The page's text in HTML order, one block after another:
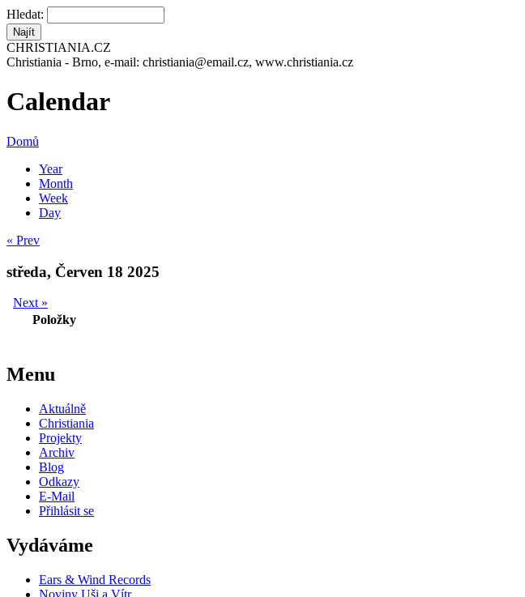
Hledat:
CHRISTIANIA.CZ
Christiania - Brno, e-mail: christiania@email.cz, www.christiania.cz
Calendar
Domů
Year
Month
Week
Day
« Prev
středa, Červen 18 2025
Next »
Položky
Menu
Aktuálně
Christiania
Projekty
Archiv
Blog
Odkazy
E-Mail
Přihlásit se
Vydáváme
Ears & Wind Records
Noviny Uši a Vítr